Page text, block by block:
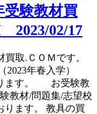
受験教材買
02/17
買取.ＣＯＭです。
2023年春入学）
ります。 お受験教
教材/問題集/志望校
ります。 教具の買